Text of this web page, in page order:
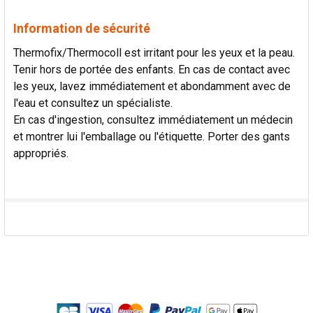
Information de sécurité
Thermofix/Thermocoll est irritant pour les yeux et la peau.
Tenir hors de portée des enfants. En cas de contact avec
les yeux, lavez immédiatement et abondamment avec de
l'eau et consultez un spécialiste.
En cas d'ingestion, consultez immédiatement un médecin
et montrer lui l'emballage ou l'étiquette. Porter des gants
appropriés.